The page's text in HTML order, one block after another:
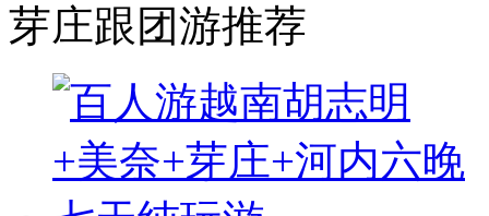
芽庄跟团游推荐